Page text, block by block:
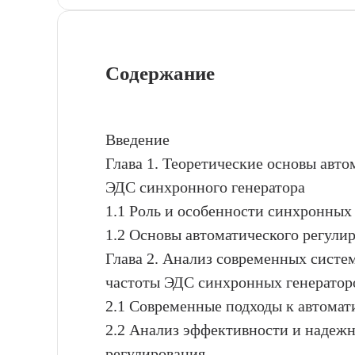
Содержание
Введение
Глава 1. Теоретические основы
ЭДС синхронного генератора
1.1 Роль и особенности синхронных
1.2 Основы автоматического
Глава 2. Анализ современных
частоты ЭДС синхронных
2.1 Современные подходы к
2.2 Анализ эффективности и